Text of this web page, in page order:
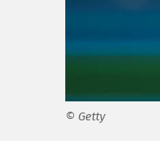
© Getty